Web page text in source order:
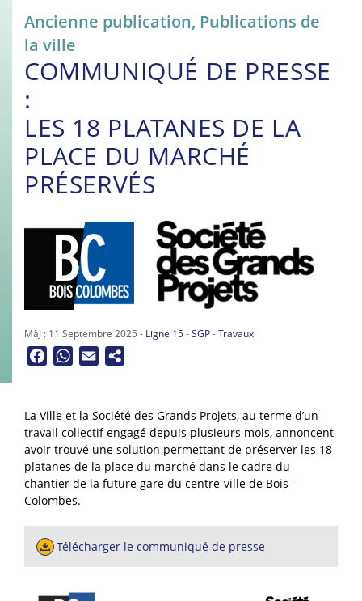
Ancienne publication, Publications de
la ville
COMMUNIQUÉ DE PRESSE
:
LES 18 PLATANES DE LA
PLACE DU MARCHÉ
PRÉSERVÉS
MàJ : 11 Septembre 2025 - Ligne 15-SGP-Travaux
FacebookWhatsApp
Email
La Ville et la Société des Grands Projets, au terme d’un
travail collectif engagé depuis plusieurs mois, annoncent
avoir trouvé une solution permettant de préserver les 18
platanes de la place du marché dans le cadre du
chantier de la future gare du centre-ville de Bois-
Colombes.
Télécharger le communiqué de presse